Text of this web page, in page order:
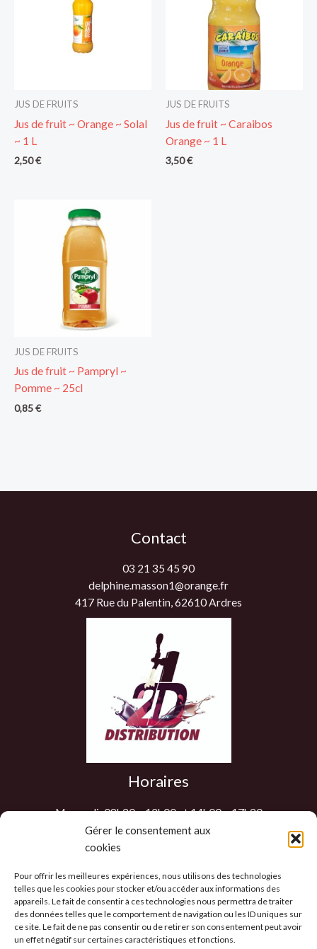
Gérer le consentement aux
cookies
Pour offrir les meilleures expériences, nous utilisons des technologies
telles que les cookies pour stocker et/ou accéder aux informations des
appareils. Le fait de consentir à ces technologies nous permettra de traiter
des données telles que le comportement de navigation ou les ID uniques sur
ce site. Le fait de ne pas consentir ou de retirer son consentement peut avoir
un effet négatif sur certaines caractéristiques et fonctions.
JUS DE FRUITS
Jus de fruit ~ Orange ~ Solal
~ 1 L
2,50€
JUS DE FRUITS
Jus de fruit ~ Caraibos
Orange ~ 1 L
3,50€
JUS DE FRUITS
Jus de fruit ~ Pampryl ~
Pomme ~ 25cl
0,85€
Contact
03 21 35 45 90
delphine.masson1@orange.fr
417 Rue du Palentin, 62610 Ardres
Horaires
Mercredi: 08h30 – 12h00 et 14h00 – 17h30
Jeudi: 08h30 – 12h00 et 14h00 – 17h30
Vendredi: 08h30 – 12h00 et 14h00 – 17h30
Les autres jours sur RDV